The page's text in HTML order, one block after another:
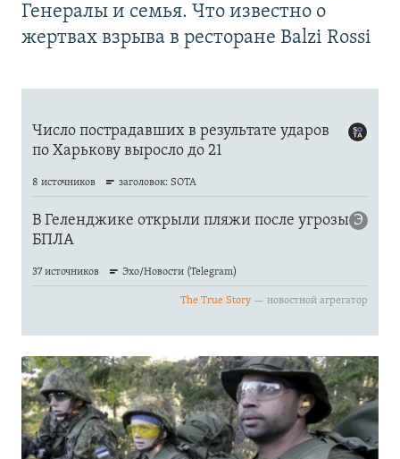
Генералы и семья. Что известно о
жертвах взрыва в ресторане Balzi Rossi